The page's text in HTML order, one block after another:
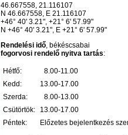
46.667558, 21.116107‎
N 46.667558, E 21.116107‎
+46° 40' 3.21", +21° 6' 57.99"
N +46° 40' 3.21", E +21° 6' 57.99"
Rendelési idő, békéscsabai
fogorvosi rendelő nyitva tartás:
Hétfő:
8.00-11.00
Kedd:
13.00-17.00
Szerda:
8.00-13.00
Csütörtök:
13.00-17.00
Péntek:
Előzetes bejelentkezés